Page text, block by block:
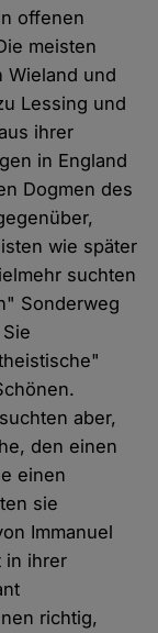
offenen
meisten
Wieland und
Lessing und
ihrer
in England
Dogmen des
wie später
suchten
Sonderweg
aber,
den einen
einen
sie
Immanuel
in ihrer
richtig,